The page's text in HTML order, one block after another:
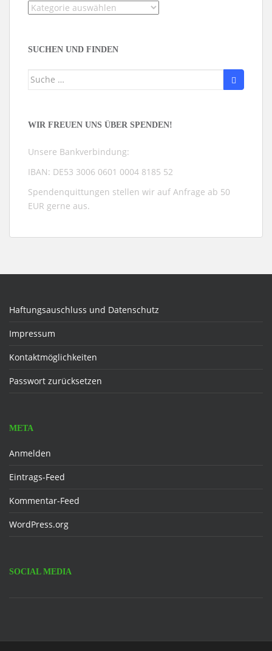
Beiträge
SUCHEN UND FINDEN
Suche
WIR FREUEN UNS ÜBER SPENDEN!
Unsere Bankverbindung:
IBAN: DE53 3006 0601 0004 8185 52
Spendenquittungen stellen wir auf Anfrage ab 50
EUR gerne aus.
Haftungsauschluss und Datenschutz
Impressum
Kontaktmöglichkeiten
Passwort zurücksetzen
META
Anmelden
Eintrags-Feed
Kommentar-Feed
WordPress.org
SOCIAL MEDIA